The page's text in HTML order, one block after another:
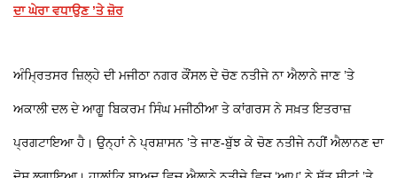
ਦਾ ਘੇਰਾ ਵਧਾਉਣ ’ਤੇ ਜ਼ੋਰ
ਅੰਮਿ੍ਰਤਸਰ ਜ਼ਿਲ੍ਹੇ ਦੀ ਮਜੀਠਾ ਨਗਰ ਕੌਂਸਲ ਦੇ ਚੋਣ ਨਤੀਜੇ ਨਾ ਐਲਾਨੇ ਜਾਣ ’ਤੇ
ਅਕਾਲੀ ਦਲ ਦੇ ਆਗੂ ਬਿਕਰਮ ਸਿੰਘ ਮਜੀਠੀਆ ਤੇ ਕਾਂਗਰਸ ਨੇ ਸਖ਼ਤ ਇਤਰਾਜ਼
ਪ੍ਰਗਟਾਇਆ ਹੈ। ਉਨ੍ਹਾਂ ਨੇ ਪ੍ਰਸ਼ਾਸਨ ’ਤੇ ਜਾਣ-ਬੁੱਝ ਕੇ ਚੋਣ ਨਤੀਜੇ ਨਹੀਂ ਐਲਾਨਣ ਦਾ